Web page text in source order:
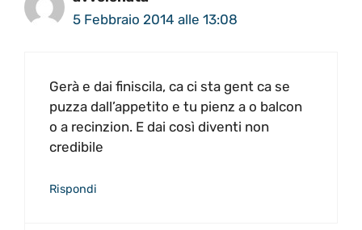
5 Febbraio 2014 alle 13:08
Gerà e dai finiscila, ca ci sta gent ca se
puzza dall’appetito e tu pienz a o balcon
o a recinzion. E dai così diventi non
credibile
Rispondi